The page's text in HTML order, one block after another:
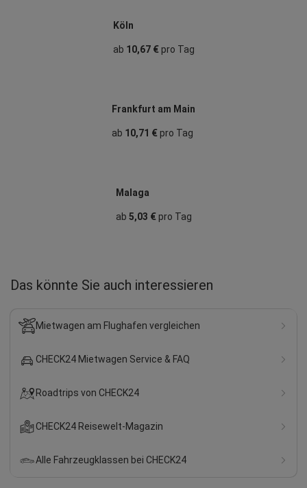
Köln
ab 10,67 €pro Tag
Frankfurt am Main
ab 10,71 € pro Tag
Malaga
ab 5,03 €pro Tag
Das könnte Sie auch interessieren
Mietwagen am Flughafen vergleichen
CHECK24 Mietwagen Service & FAQ
Roadtrips von CHECK24
CHECK24 Reisewelt-Magazin
Alle Fahrzeugklassen bei CHECK24